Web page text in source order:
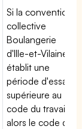
Si la convention
collective
Boulangerie
d'Ille-et-Vilaine
établit une
période d'essai
supérieure au
code du travail,
alors le code du